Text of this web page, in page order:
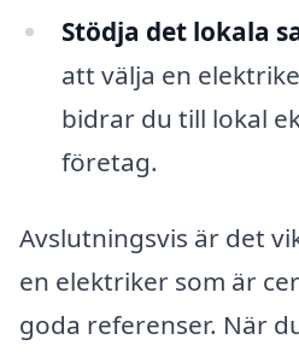
Stödja det lokala
att välja en
bidrar du till lokal
företag.
Avslutningsvis är det
en elektriker som är
goda referenser. När